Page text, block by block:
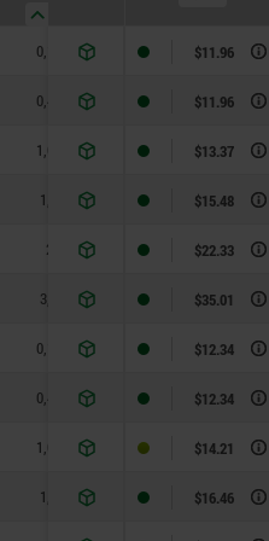
0,12 $11.96
0,45 $11.96
1,05 $13.37
1,3 $15.48
2 $22.33
3,9 $35.01
0,12 $12.34
0,45 $12.34
1,05 $14.21
1,3 $16.46